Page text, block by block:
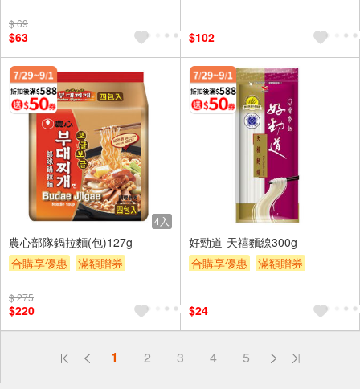
$ 69
$63
$102
4入
農心部隊鍋拉麵(包)127g
合購享優惠
滿額贈券
$ 275
$220
好勁道-天禧麵線300g
合購享優惠
滿額贈券
$24
1 2 3 4 5
偏遠地區配送